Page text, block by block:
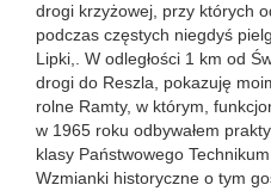
drogi krzyżowej, przy których
podczas częstych niegdyś
Lipki,. W odległości 1 km od
drogi do Reszla, pokazuję
rolne Ramty, w którym,
w 1965 roku odbywałem
klasy Państwowego
Wzmianki historyczne o tym